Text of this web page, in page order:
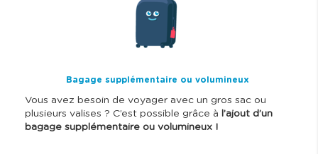
Bagage supplémentaire ou volumineux
Vous avez besoin de voyager avec un gros sac ou
plusieurs valises ? C’est possible grâce à l’ajout d’un
bagage supplémentaire ou volumineux !